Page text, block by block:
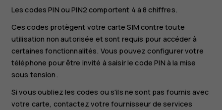
Les codes PIN ou PIN2 comportent 4 à 8 chiffres.
Ces codes protègent votre carte SIM contre toute
utilisation non autorisée et sont requis pour accéder à
certaines fonctionnalités. Vous pouvez configurer votre
téléphone pour être invité à saisir le code PIN à la mise
sous tension.
Si vous oubliez les codes ou s'ils ne sont pas fournis avec
votre carte, contactez votre fournisseur de services